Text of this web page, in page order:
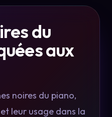
du
aux
noires du piano,
leur usage dans la